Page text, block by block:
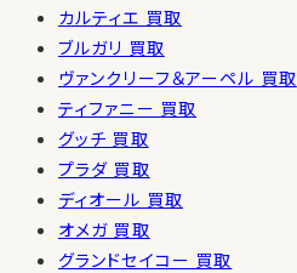
カルティエ 買取
ブルガリ 買取
ヴァンクリーフ＆アーペル 買取
ティファニー 買取
グッチ 買取
プラダ 買取
ディオール 買取
オメガ 買取
グランドセイコー 買取